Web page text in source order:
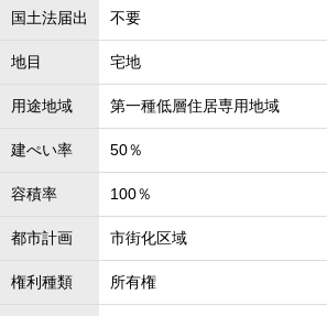
国土法届出 不要
地目 宅地
用途地域 第一種低層住居専用地域
建ぺい率 50％
容積率 100％
都市計画 市街化区域
権利種類 所有権